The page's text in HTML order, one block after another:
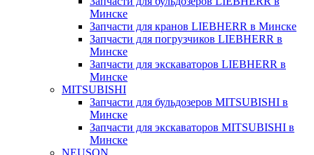
Минске
Запчасти для кранов LIEBHERR в Минске
Запчасти для погрузчиков LIEBHERR в
Минске
Запчасти для экскаваторов LIEBHERR в
Минске
MITSUBISHI
Запчасти для бульдозеров MITSUBISHI в
Минске
Запчасти для экскаваторов MITSUBISHI в
Минске
NEUSON